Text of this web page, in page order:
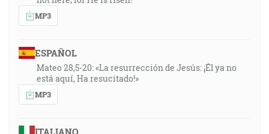
MP3
ESPAÑOL
Mateo 28,5-20: «La resurrección de Jesús: ¡Él ya no
está aquí, Ha resucitado!»
MP3
ITALIANO